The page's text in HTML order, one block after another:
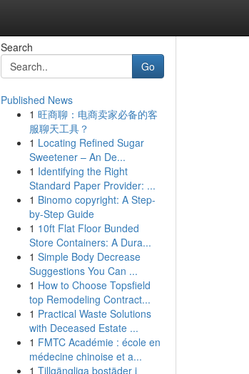
Search
Go
Published News
1 旺商聊：电商卖家必备的客
服聊天工具？
1 Locating Refined Sugar
Sweetener – An De...
1 Identifying the Right
Standard Paper Provider: ...
1 Binomo copyright: A Step-
by-Step Guide
1 10ft Flat Floor Bunded
Store Containers: A Dura...
1 Simple Body Decrease
Suggestions You Can ...
1 How to Choose Topsfield
top Remodeling Contract...
1 Practical Waste Solutions
with Deceased Estate ...
1 FMTC Académie : école en
médecine chinoise et a...
1 Tillgängliga bostäder i